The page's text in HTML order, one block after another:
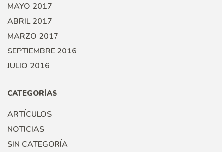
MAYO 2017
ABRIL 2017
MARZO 2017
SEPTIEMBRE 2016
JULIO 2016
CATEGORÍAS
ARTÍCULOS
NOTICIAS
SIN CATEGORÍA